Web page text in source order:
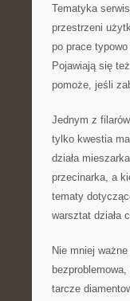
Tematyka
przestrzeni
po prace
Pojawiają się
pomoże, jeśli
Jednym z
tylko kwestia
działa
przecinarka, a
tematy
warsztat działa
Nie mniej
tarcze